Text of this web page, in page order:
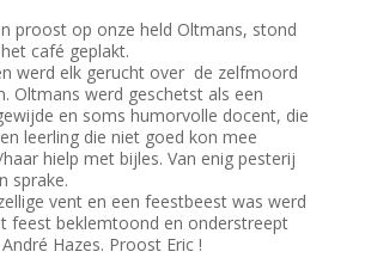
proost op onze held Oltmans, stond
café geplakt.
werd elk gerucht over de zelfmoord
Oltmans werd geschetst als een
en soms humorvolle docent, die
leerling die niet goed kon mee
hielp met bijles. Van enig pesterij
sprake.
vent en een feestbeest was werd
feest beklemtoond en onderstreept
Hazes. Proost Eric !